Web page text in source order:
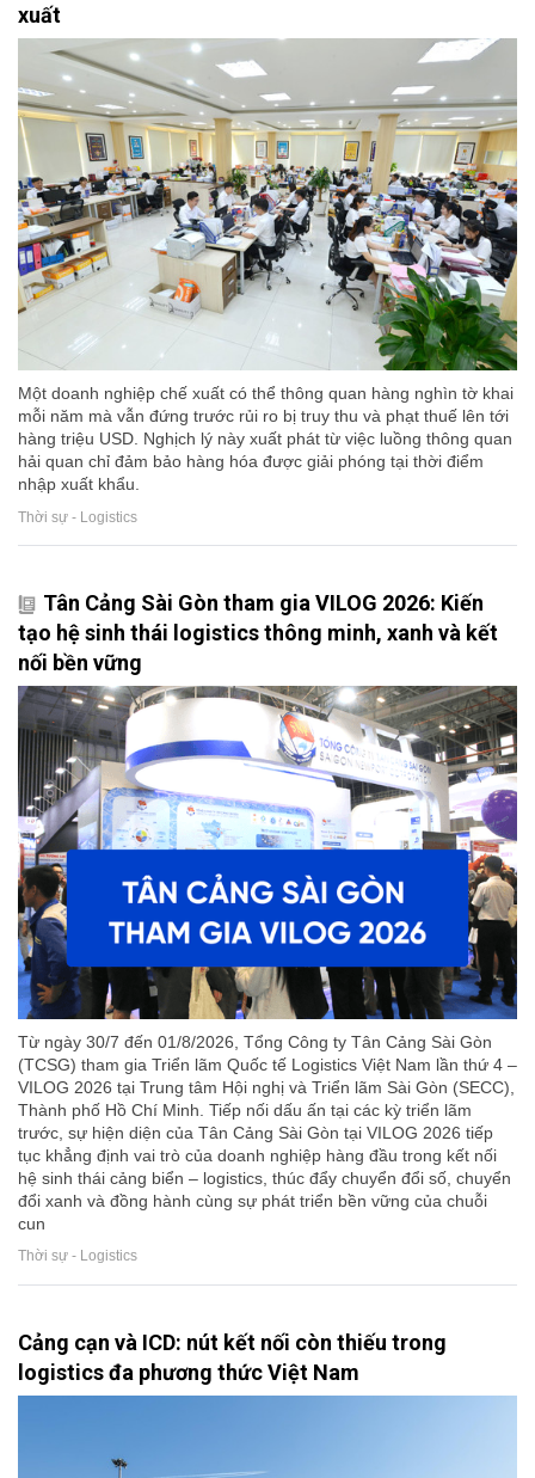
xuất
Một doanh nghiệp chế xuất có thể thông quan hàng nghìn tờ khai
mỗi năm mà vẫn đứng trước rủi ro bị truy thu và phạt thuế lên tới
hàng triệu USD. Nghịch lý này xuất phát từ việc luồng thông quan
hải quan chỉ đảm bảo hàng hóa được giải phóng tại thời điểm
nhập xuất khẩu.
Thời sự - Logistics
Tân Cảng Sài Gòn tham gia VILOG 2026: Kiến
tạo hệ sinh thái logistics thông minh, xanh và kết
nối bền vững
Từ ngày 30/7 đến 01/8/2026, Tổng Công ty Tân Cảng Sài Gòn
(TCSG) tham gia Triển lãm Quốc tế Logistics Việt Nam lần thứ 4 –
VILOG 2026 tại Trung tâm Hội nghị và Triển lãm Sài Gòn (SECC),
Thành phố Hồ Chí Minh. Tiếp nối dấu ấn tại các kỳ triển lãm
trước, sự hiện diện của Tân Cảng Sài Gòn tại VILOG 2026 tiếp
tục khẳng định vai trò của doanh nghiệp hàng đầu trong kết nối
hệ sinh thái cảng biển – logistics, thúc đẩy chuyển đổi số, chuyển
đổi xanh và đồng hành cùng sự phát triển bền vững của chuỗi
cun
Thời sự - Logistics
Cảng cạn và ICD: nút kết nối còn thiếu trong
logistics đa phương thức Việt Nam